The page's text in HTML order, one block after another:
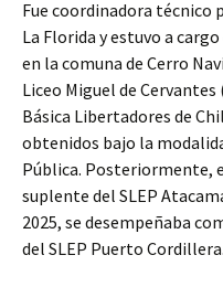
Fue coordinadora técnico
La Florida y estuvo a
en la comuna de Cerro
Liceo Miguel de Cervantes
Básica Libertadores de
obtenidos bajo la
Pública. Posteriormente,
suplente del SLEP
2025, se desempeñaba
del SLEP Puerto Cordillera.